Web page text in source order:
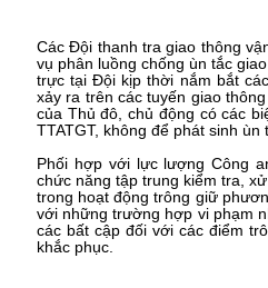
Các Đội thanh tra giao thông
vụ phân luồng chống ùn tắc
trực tại Đội kịp thời nắm bắt
xảy ra trên các tuyến giao
của Thủ đô, chủ động có các
TTATGT, không để phát sinh
Phối hợp với lực lượng Công
chức năng tập trung kiểm tra,
trong hoạt động trông giữ
với những trường hợp vi phạm
các bất cập đối với các điểm
khắc phục.